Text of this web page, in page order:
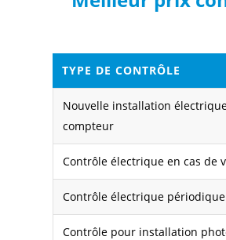
TYPE DE CONTRÔLE
Nouvelle installation
compteur
Contrôle électrique en cas de
Contrôle électrique périodique
Contrôle pour installation